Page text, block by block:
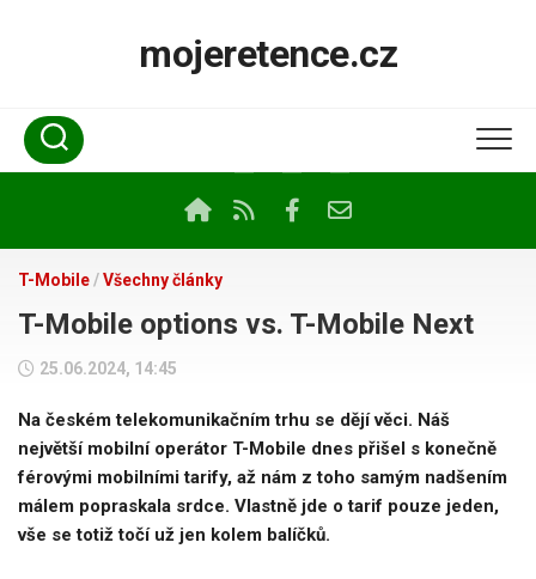
mojeretence.cz
T-Mobile/Všechny články
T-Mobile options vs. T-Mobile Next
25.06.2024, 14:45
Na českém telekomunikačním trhu se dějí věci. Náš
největší mobilní operátor T-Mobile dnes přišel s konečně
férovými mobilními tarify, až nám z toho samým nadšením
málem popraskala srdce. Vlastně jde o tarif pouze jeden,
vše se totiž točí už jen kolem balíčků.